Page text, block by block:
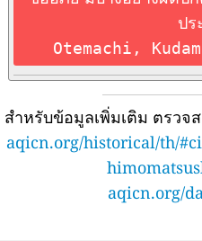
ปร
Otemachi,
สำหรับข้อมูลเพิ่มเติม ตรว
aqicn.org/historical/th/
aqicn.org/